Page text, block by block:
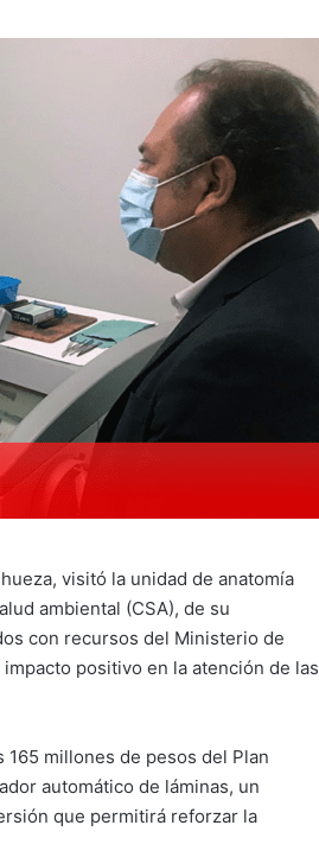
visitó la unidad de anatomía
ambiental (CSA), de su
con recursos del Ministerio de
positivo en la atención de las
millones de pesos del Plan
automático de láminas, un
que permitirá reforzar la